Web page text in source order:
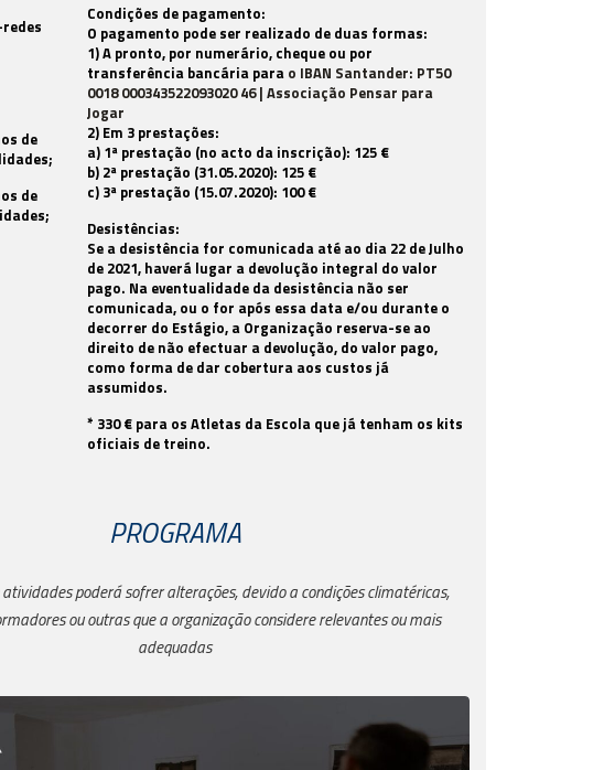
de
de
Condições de pagamento:
O pagamento pode ser realizado de duas formas:
1) A pronto, por numerário, cheque ou por
transferência bancária para o IBAN Santander: PT50
0018 000343522093020 46 | Associação Pensar para
Jogar
2) Em 3 prestações:
a) 1ª prestação (no acto da inscrição): 125 €
b) 2ª prestação (31.05.2020): 125 €
c) 3ª prestação (15.07.2020): 100 €
Desistências:
Se a desistência for comunicada até ao dia 22 de Julho
de 2021, haverá lugar a devolução integral do valor
pago. Na eventualidade da desistência não ser
comunicada, ou o for após essa data e/ou durante o
decorrer do Estágio, a Organização reserva-se ao
direito de não efectuar a devolução, do valor pago,
como forma de dar cobertura aos custos já
assumidos.
* 330 € para os Atletas da Escola que já tenham os kits
oficiais de treino.
PROGRAMA
poderá sofrer alterações, devido a condições climatéricas,
ou outras que a organização considere relevantes ou mais
adequadas